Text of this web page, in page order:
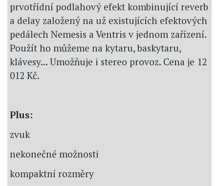
prvotřídní podlahový efekt kombinující reverb
a delay založený na už existujících efektových
pedálech Nemesis a Ventris v jednom zařízení.
Použít ho můžeme na kytaru, baskytaru,
klávesy... Umožňuje i stereo provoz. Cena je 12
012 Kč.
Plus:
zvuk
nekonečné možnosti
kompaktní rozměry